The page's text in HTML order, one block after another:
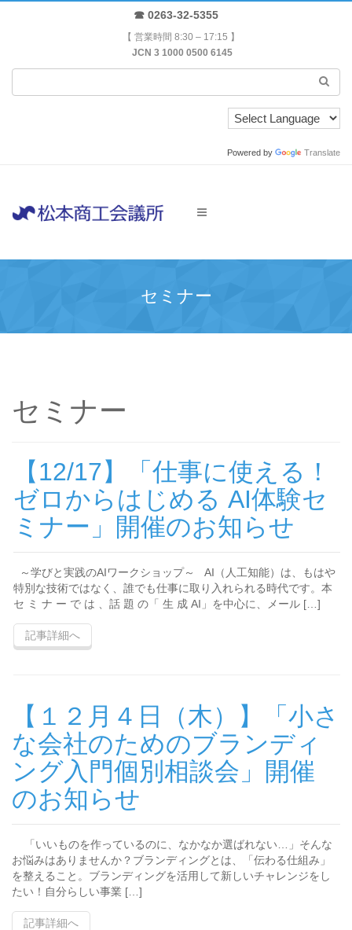
☎ 0263-32-5355
【 営業時間 8:30 – 17:15 】
JCN 3 1000 0500 6145
Powered by Translate
セミナー
セミナー
【12/17】「仕事に使える！
ゼロからはじめる AI体験セ
ミナー」開催のお知らせ
～学びと実践のAIワークショップ～ AI（人工知能）は、もはや
特別な技術ではなく、誰でも仕事に取り入れられる時代です。本
セ ミ ナ ー で は 、話 題 の「 生 成 AI」を中心に、メール […]
記事詳細へ
【１２月４日（木）】「小さ
な会社のためのブランディ
ング入門個別相談会」開催
のお知らせ
「いいものを作っているのに、なかなか選ばれない…」そんな
お悩みはありませんか？ブランディングとは、「伝わる仕組み」
を整えること。ブランディングを活用して新しいチャレンジをし
たい！自分らしい事業 […]
記事詳細へ